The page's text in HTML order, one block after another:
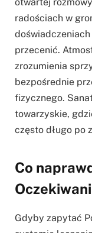
radościach w
przecenić.
zrozumienia
bezpośrednie
fizycznego.
towarzyskie,
często długo po
Co
Gdyby zapytać